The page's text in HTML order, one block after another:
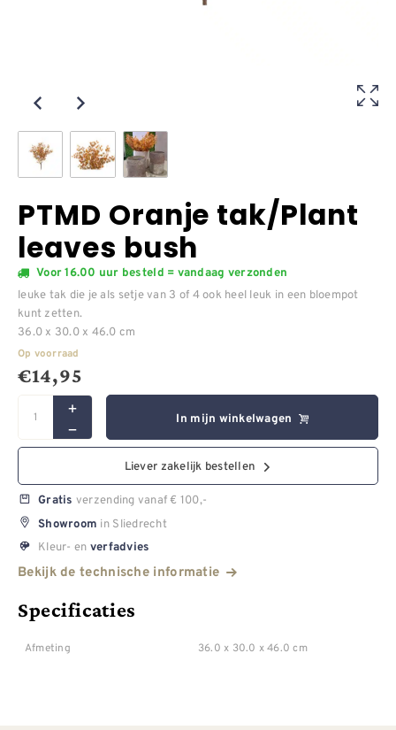
PTMD Oranje tak/Plant
leaves bush
Voor 16.00 uur besteld = vandaag verzonden
leuke tak die je als setje van 3 of 4 ook heel leuk in een bloempot
kunt zetten.
36.0 x 30.0 x 46.0 cm
Op voorraad
€14,95
In mijn winkelwagen
Liever zakelijk bestellen
Gratis verzending vanaf € 100,-
Showroom in Sliedrecht
Kleur- en verfadvies
Bekijk de technische informatie
Specificaties
Afmeting 36.0 x 30.0 x 46.0 cm